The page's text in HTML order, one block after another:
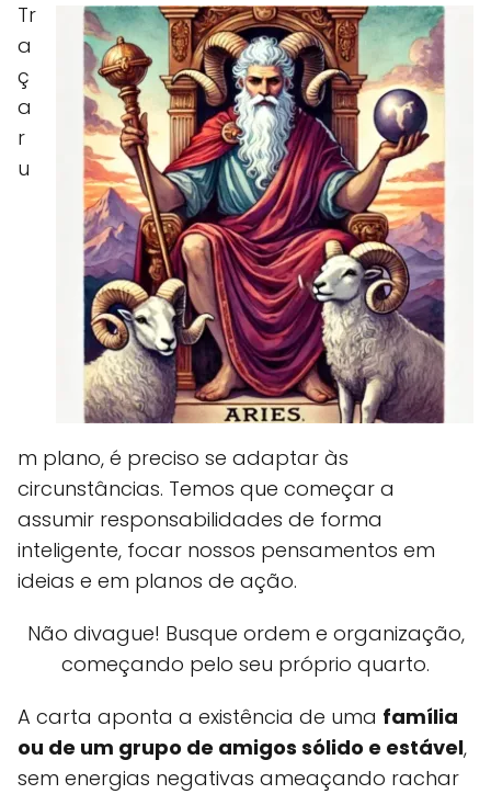
Tr
a
ç
a
r
u
m plano, é preciso se adaptar às
circunstâncias. Temos que começar a
assumir responsabilidades de forma
inteligente, focar nossos pensamentos em
ideias e em planos de ação.
Não divague! Busque ordem e organização,
começando pelo seu próprio quarto.
A carta aponta a existência de uma família
ou de um grupo de amigos sólido e estável,
sem energias negativas ameaçando rachar